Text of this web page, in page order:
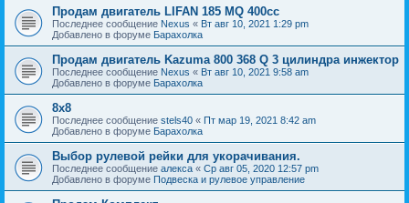
Продам двигатель LIFAN 185 MQ 400cc
Последнее сообщение Nexus « Вт авг 10, 2021 1:29 pm
Добавлено в форуме Барахолка
Продам двигатель Kazuma 800 368 Q 3 цилиндра инжектор
Последнее сообщение Nexus « Вт авг 10, 2021 9:58 am
Добавлено в форуме Барахолка
8х8
Последнее сообщение stels40 « Пт мар 19, 2021 8:42 am
Добавлено в форуме Барахолка
Выбор рулевой рейки для укорачивания.
Последнее сообщение алекса « Ср авг 05, 2020 12:57 pm
Добавлено в форуме Подвеска и рулевое управление